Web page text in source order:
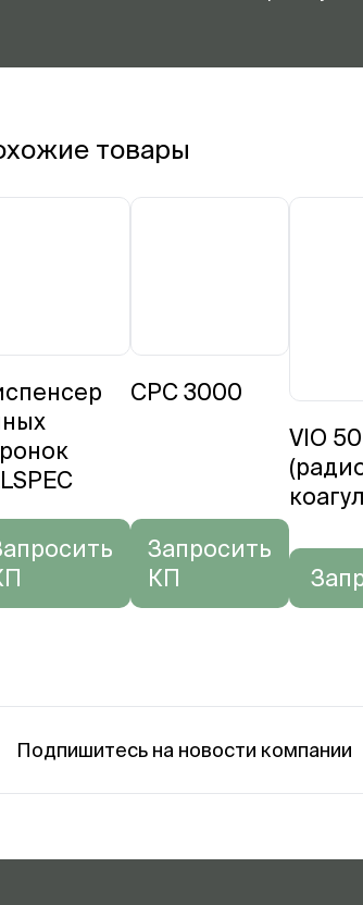
товары
CPC 3000
Запросить
КП
VIO
Подпишитесь на новости компании